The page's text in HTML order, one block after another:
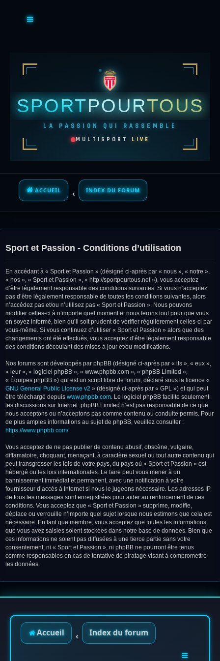
SPORTPOURTOUS
LA PASSION QUI RASSEMBLE
MULTISPORT LIVE
ACCUEIL INDEX DU FORUM
Sport et Passion - Conditions d’utilisation
En accédant à « Sport et Passion » (désigné ci-après par « nous », « notre »,
« nos », « Sport et Passion », « http://sportpourtous.net »), vous acceptez
d’être légalement responsable des conditions suivantes. Si vous n’acceptez
pas d’être légalement responsable de toutes les conditions suivantes, alors
n’accédez pas et/ou n’utilisez pas « Sport et Passion ». Nous pouvons
modifier celles-ci à n’importe quel moment et nous ferons tout pour que vous
en soyez informé, bien qu’il soit prudent de vérifier régulièrement celles-ci par
vous-même. Si vous continuez d’utiliser « Sport et Passion » alors que des
changements ont été effectués, vous acceptez d’être légalement responsable
des conditions découlant des mises à jour et/ou modifications.
Nos forums sont développés par phpBB (désigné ci-après par « ils », « eux »,
« leur », « logiciel phpBB », « www.phpbb.com », « phpBB Limited »,
« Équipes phpBB ») qui est un script libre de forum, déclaré sous la licence «
GNU General Public License v2 » (désigné ci-après par « GPL ») et qui peut
être téléchargé depuis www.phpbb.com. Le logiciel phpBB facilite seulement
les discussions sur Internet. phpBB Limited n’est pas responsable de ce que
nous acceptons ou n’acceptons pas comme contenu ou conduite permis. Pour
de plus amples informations au sujet de phpBB, veuillez consulter :
https://www.phpbb.com/.
Vous acceptez de ne pas publier de contenu abusif, obscène, vulgaire,
diffamatoire, choquant, menaçant, à caractère sexuel ou tout autre contenu qui
peut transgresser les lois de votre pays, du pays où « Sport et Passion » est
hébergé ou les lois internationales. Le faire peut vous mener à un
bannissement immédiat et permanent, avec une notification à votre
fournisseur d’accès à Internet si nous le jugeons nécessaire. Les adresses IP
de tous les messages sont enregistrées pour aider au renforcement de ces
conditions. Vous acceptez que « Sport et Passion » supprime, modifie,
déplace ou verrouille n’importe quel sujet lorsque nous estimons que cela est
nécessaire. En tant que membre, vous acceptez que toutes les informations
que vous avez saisies soient stockées dans notre base de données. Bien que
ces informations ne soient pas diffusées à une tierce partie sans votre
consentement, ni « Sport et Passion », ni phpBB ne pourront être tenus
comme responsables en cas de tentative de piratage visant à compromettre
les données.
Accueil Index du forum